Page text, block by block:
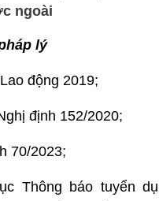
ngoài
lý
động 2019;
định 152/2020;
70/2023;
Thông báo tuyển